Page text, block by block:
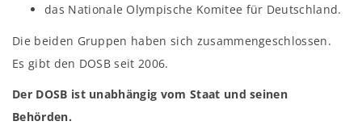
das Nationale Olympische Komitee für Deutschland.
Die beiden Gruppen haben sich zusammengeschlossen.
Es gibt den DOSB seit 2006.
Der DOSB ist unabhängig vom Staat und seinen
Behörden.